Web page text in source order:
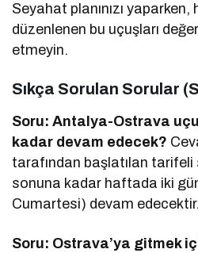
Seyahat planınızı yaparken,
düzenlenen bu uçuşları
etmeyin.
Sıkça Sorulan Sorular
Soru: Antalya-Ostrava
kadar devam edecek?
tarafından başlatılan tarifeli
sonuna kadar haftada iki
Cumartesi) devam edecektir.
Soru: Ostrava’ya gitmek